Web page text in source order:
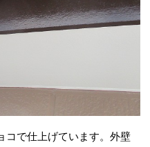
コで仕上げています。外壁